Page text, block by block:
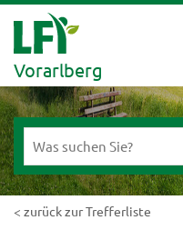
Vorarlberg
< zurück zur Trefferliste